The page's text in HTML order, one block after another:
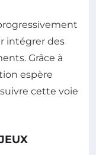
intégrer des
Grâce à
espère
cette voie